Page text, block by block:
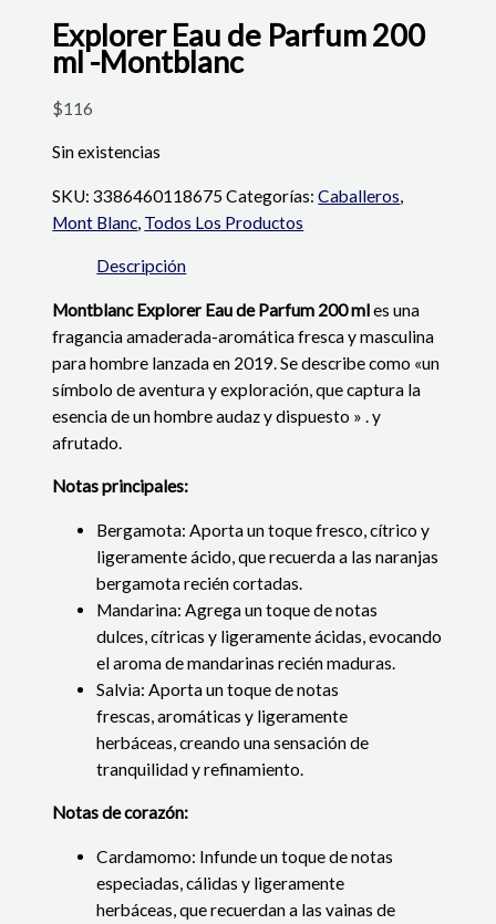
Explorer Eau de Parfum 200
ml -Montblanc
$116
Sin existencias
SKU:3386460118675 Categorías:Caballeros,
Mont Blanc, Todos Los Productos
Descripción
Montblanc Explorer Eau de Parfum 200 mles una
fragancia amaderada-aromática fresca y masculina
para hombre lanzada en 2019. Se describe como «un
símbolo de aventura y exploración, que captura la
esencia de un hombre audaz y dispuesto » . y
afrutado.
Notas principales:
Bergamota: Aporta un toque fresco, cítrico y
ligeramente ácido, que recuerda a las naranjas
bergamota recién cortadas.
Mandarina: Agrega un toque de notas
dulces, cítricas y ligeramente ácidas, evocando
el aroma de mandarinas recién maduras.
Salvia: Aporta un toque de notas
frescas, aromáticas y ligeramente
herbáceas, creando una sensación de
tranquilidad y refinamiento.
Notas de corazón:
Cardamomo: Infunde un toque de notas
especiadas, cálidas y ligeramente
herbáceas, que recuerdan a las vainas de